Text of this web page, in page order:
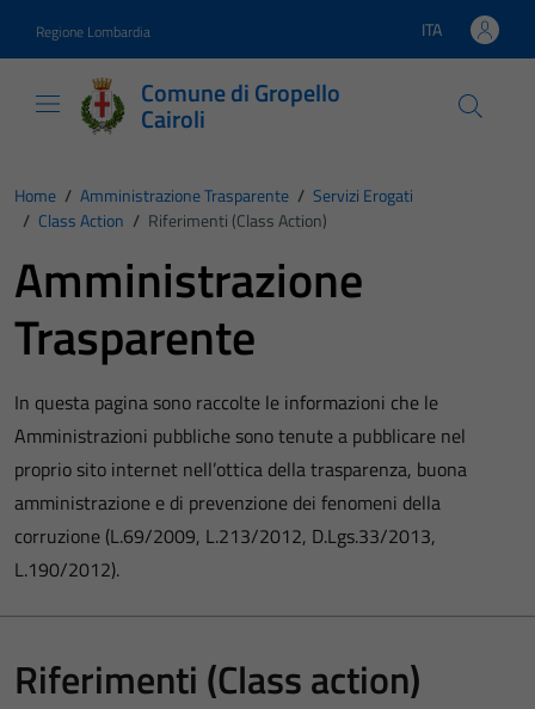
Regione Lombardia Lingua attiva:
ITA
Comune di Gropello
Cairoli
Home / Amministrazione Trasparente / Servizi Erogati
/ Class Action / Riferimenti (Class Action)
Amministrazione
Trasparente
In questa pagina sono raccolte le informazioni che le
Amministrazioni pubbliche sono tenute a pubblicare nel
proprio sito internet nell’ottica della trasparenza, buona
amministrazione e di prevenzione dei fenomeni della
corruzione (L.69/2009, L.213/2012, D.Lgs.33/2013,
L.190/2012).
Riferimenti (Class action)